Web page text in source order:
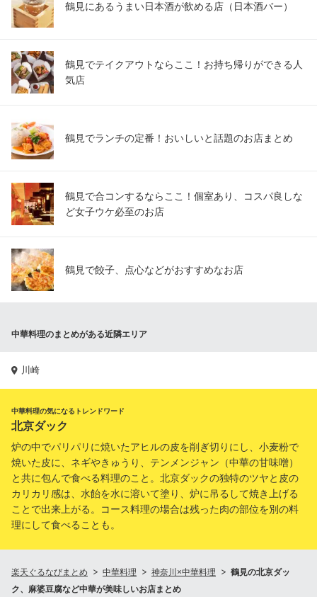
鶴見にあるうまい日本酒が飲める店（日本酒バー）
鶴見でテイクアウトならここ！お持ち帰りができる人
気店
鶴見でランチの定番！おいしいと話題のお店まとめ
鶴見で合コンするならここ！個室あり、コスパ良しな
ど女子ウケ必至のお店
鶴見で餃子、点心などがおすすめなお店
中華料理のまとめがある近隣エリア
川崎
中華料理の気になるトレンドワード
北京ダック
炉の中でパリパリに焼いたアヒルの皮を削ぎ切りにし、小麦粉で
焼いた皮に、ネギやきゅうり、テンメンジャン（中華の甘味噌）
と共に包んで食べる料理のこと。北京ダックの独特のツヤと皮の
カリカリ感は、水飴を水に溶いて塗り、炉に吊るして焼き上げる
ことで出来上がる。コース料理の場合は残った肉の部位を別の料
理にして食べることも。
楽天ぐるなびまとめ 中華料理 神奈川×中華料理
鶴見の北京ダッ
ク、麻婆豆腐など中華が美味しいお店まとめ